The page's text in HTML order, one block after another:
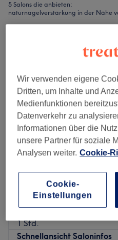
5 Salons die anbieten:
naturnagelverstärkung in der Nähe
Lan Nails -
1306
Bogenhausen, München
Naturnagelverstärkung
1 Std.
Schnellansicht Saloninfos
Wir verwenden eigene
Dritten, um Inhalte und
Medienfunktionen
Datenverkehr zu
Informationen über die
unsere Partner für soziale
Analysen weiter. Cookie-
Cookie-
Einstellungen